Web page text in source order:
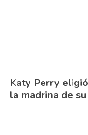
Katy Perry
la madrina de